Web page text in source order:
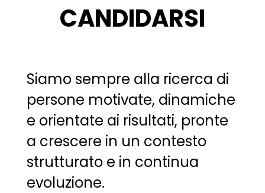
CANDIDARSI
Siamo sempre alla ricerca di
persone motivate, dinamiche
e orientate ai risultati, pronte
a crescere in un contesto
strutturato e in continua
evoluzione.